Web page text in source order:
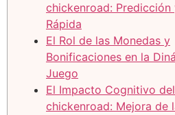
chickenroad: Predicción
Rápida
El Rol de las Monedas y
Bonificaciones en la
Juego
El Impacto Cognitivo
chickenroad: Mejora de